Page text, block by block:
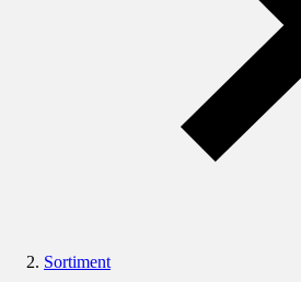
Sortiment